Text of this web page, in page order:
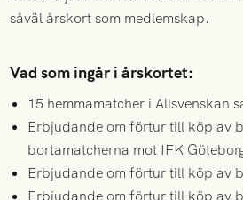
såväl årskort som medlemskap.
Vad som ingår i årskortet:
15 hemmamatcher i Allsvenskan
Erbjudande om förtur till köp av
bortamatcherna mot IFK
Erbjudande om förtur till köp av
Erbjudande om förtur till köp av